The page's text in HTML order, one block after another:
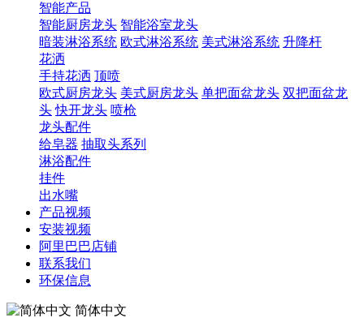
智能产品
智能厨房龙头 智能浴室龙头
暗装淋浴系统 欧式淋浴系统 美式淋浴系统 升降杆
花洒
手持花洒 顶喷
欧式厨房龙头 美式厨房龙头 单把面盆龙头 双把面盆龙
头 快开龙头 喷枪
龙头配件
给皂器 抽取头系列
淋浴配件
挂件
出水嘴
产品视频
安装视频
阿里巴巴店铺
联系我们
环保信息
简体中文